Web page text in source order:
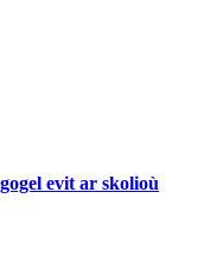
evit ar skolioù